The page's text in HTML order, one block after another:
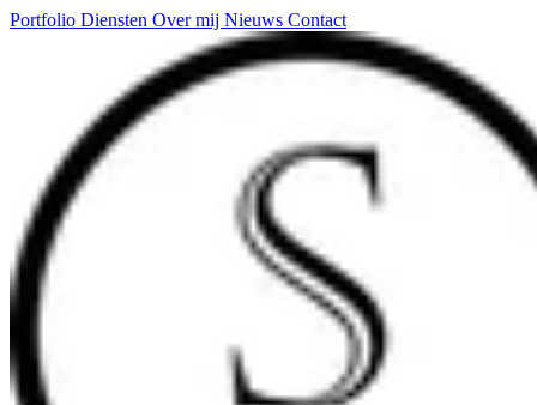
Portfolio Diensten Over mij Nieuws Contact